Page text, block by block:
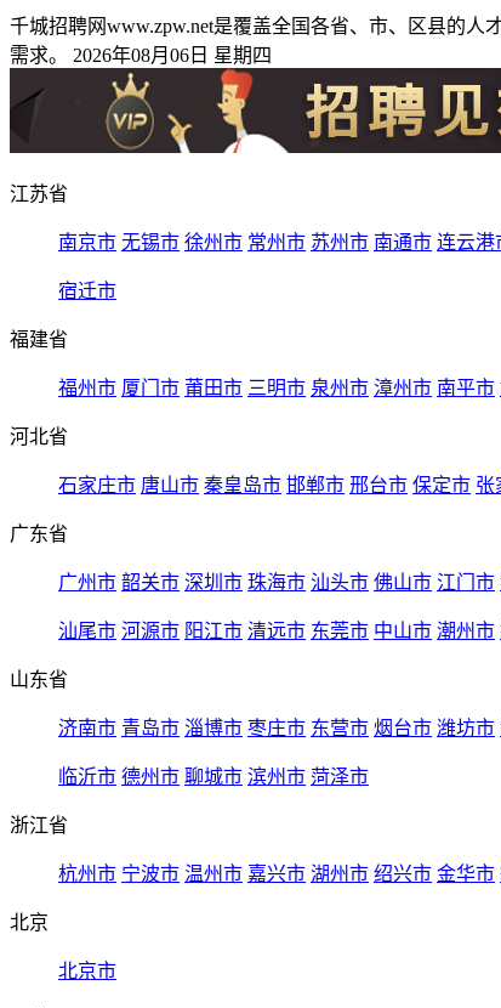
千城招聘网www.zpw.net是覆盖全国各省、市、区县的
需求。 2026年08月06日 星期四
江苏省
南京市 无锡市 徐州市 常州市 苏州市 南通市 连云港
宿迁市
福建省
福州市 厦门市 莆田市 三明市 泉州市 漳州市 南平市
河北省
石家庄市 唐山市 秦皇岛市 邯郸市 邢台市 保定市 张
广东省
广州市 韶关市 深圳市 珠海市 汕头市 佛山市 江门市
汕尾市 河源市 阳江市 清远市 东莞市 中山市 潮州市
山东省
济南市 青岛市 淄博市 枣庄市 东营市 烟台市 潍坊市
临沂市 德州市 聊城市 滨州市 菏泽市
浙江省
杭州市 宁波市 温州市 嘉兴市 湖州市 绍兴市 金华市
北京
北京市